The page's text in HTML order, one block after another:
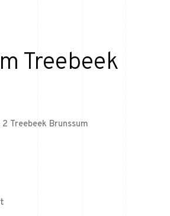
Treebeek
Treebeek Brunssum